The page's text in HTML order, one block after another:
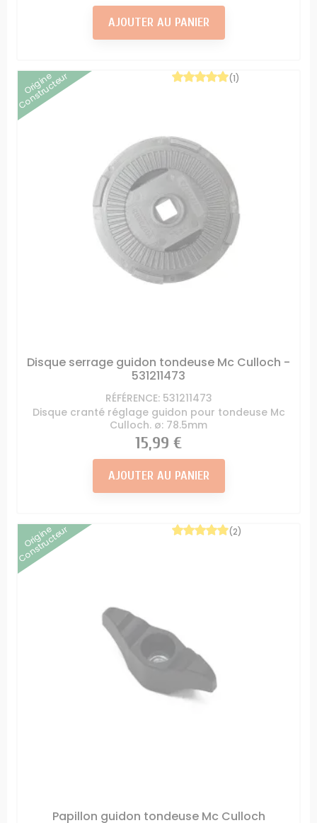
AJOUTER AU PANIER
Origine
Constructeur
Disque serrage guidon tondeuse Mc Culloch -
531211473
RÉFÉRENCE: 531211473
Disque cranté réglage guidon pour tondeuse Mc
Culloch. ø: 78.5mm
(1)
Prix
15,99 €
AJOUTER AU PANIER
Origine
Constructeur
Papillon guidon tondeuse Mc Culloch
(2)